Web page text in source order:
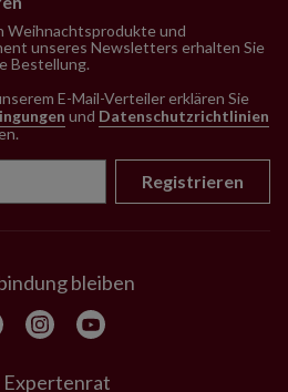
Weihnachtsprodukte und
unseres Newsletters erhalten Sie
Bestellung.
E-Mail-Verteiler erklären Sie
und Datenschutzrichtlinien
.
Registrieren
bleiben
Expertenrat